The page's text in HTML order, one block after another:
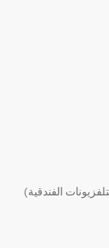
الفندقية)